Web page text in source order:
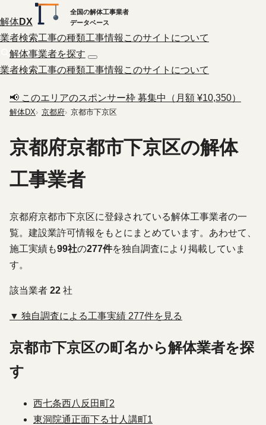
解体DX
全国の解体工事業者
データベース
業者検索工事の種類工事情報 このサイトについて
解体事業者を探す
業者検索工事の種類工事情報 このサイトについて
📢 このエリアのスポンサー枠 募集中（月額 ¥10,350）
解体DX 京都府 京都市下京区
京都府京都市下京区の解体
工事業者
京都府京都市下京区に登録されている解体工事業者の一
覧。建設業許可情報をもとにまとめています。あわせて、
施工実績も99社の277件を独自調査により掲載していま
す。
該当業者 22 社
▼ 独自調査による工事実績 277件を見る
京都市下京区の町名から解体業者を探
す
西七条西八反田町2
東洞院通正面下る廿人講町1